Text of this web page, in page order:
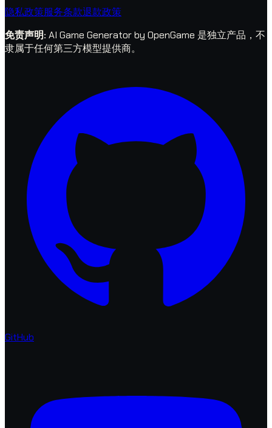
隐私政策服务条款退款政策
免责声明: AI Game Generator by OpenGame 是独立产品，不
隶属于任何第三方模型提供商。
GitHub